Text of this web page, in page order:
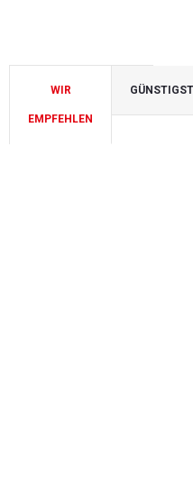
WIR
EMPFEHLEN